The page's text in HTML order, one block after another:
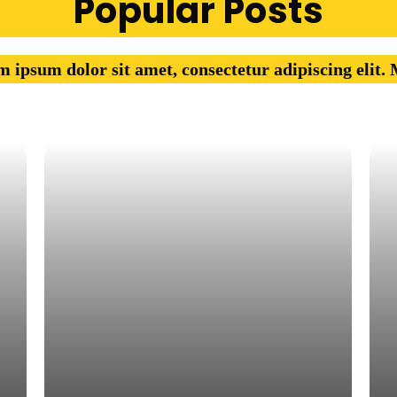
Popular Posts
ipsum dolor sit amet, consectetur adipiscing elit.